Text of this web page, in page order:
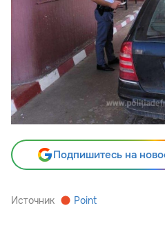
Подпишитесь на
Источник Point